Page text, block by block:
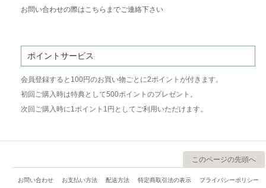
お問い合わせの際はこちらまでご連絡下さい
ポイントサービス
会員登録すると100円のお買い物ごとに2ポイントが付きます。
初回ご購入時は特典として500ポイントのプレゼント。
次回ご購入時に1ポイント1円としてご利用いただけます。
このページの先頭へ
お問い合わせ お支払い方法 配送方法 特定商取引法の表示
プライバシーポリシー